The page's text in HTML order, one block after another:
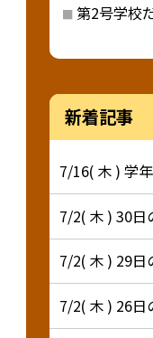
第2号学校
新着記事
7/16( 木 ) 学
7/2( 木 ) 30日
7/2( 木 ) 29日
7/2( 木 ) 26日